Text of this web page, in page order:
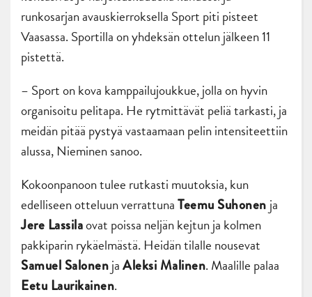
runkosarjan avauskierroksella Sport piti pisteet
Vaasassa. Sportilla on yhdeksän ottelun jälkeen 11
pistettä.
– Sport on kova kamppailujoukkue, jolla on hyvin
organisoitu pelitapa. He rytmittävät peliä tarkasti, ja
meidän pitää pystyä vastaamaan pelin intensiteettiin
alussa, Nieminen sanoo.
Kokoonpanoon tulee rutkasti muutoksia, kun
edelliseen otteluun verrattunaTeemu Suhonen ja
Jere Lassilaovat poissa neljän kejtun ja kolmen
pakkiparin rykäelmästä. Heidän tilalle nousevat
Samuel SalonenjaAleksi Malinen. Maalille palaa
Eetu Laurikainen.